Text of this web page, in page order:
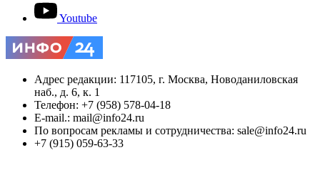
Youtube
Адрес редакции: 117105, г. Москва, Новоданиловская
наб., д. 6, к. 1
Телефон: +7 (958) 578-04-18
E-mail.: mail@info24.ru
По вопросам рекламы и сотрудничества: sale@info24.ru
+7 (915) 059-63-33